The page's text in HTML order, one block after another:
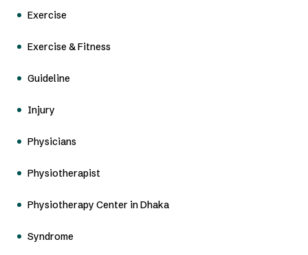
Exercise
Exercise & Fitness
Guideline
Injury
Physicians
Physiotherapist
Physiotherapy Center in Dhaka
Syndrome